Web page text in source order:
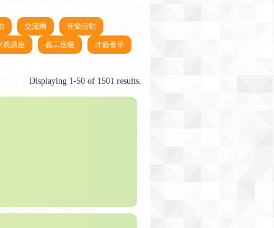
交流團 音樂活動
長講座 義工送暖 才藝薈萃
Displaying 1-50 of 1501 results.